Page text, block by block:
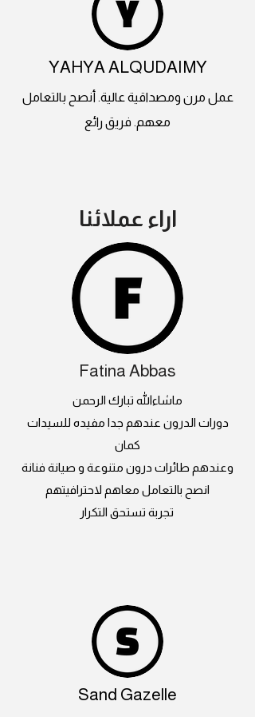
YAHYA ALQUDAIMY
عمل مرن ومصداقية عالية. أنصح بالتعامل
معهم. فريق رائع
اراء عملائنا
Fatina Abbas
ماشاءالله تبارك الرحمن
دورات الدرون عندهم جدا مفيده للسيدات
كمان
وعندهم طائرات درون متنوعة و صيانة فنانة
انصح بالتعامل معاهم لاحترافيتهم
Sand Gazelle